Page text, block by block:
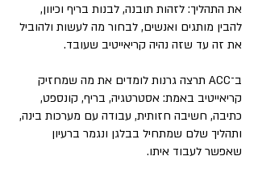
את התהליך: לזהות תובנה, לבנות בריף וכיוון,
להבין מותגים ואנשים, לבחור מה לעשות ולהוביל
את זה עד שזה נהיה קריאייטיב שעובד.
ב־ACC תרצה גרנות לומדים את מה שמחזיק
קריאייטיב באמת: אסטרטגיה, בריף, קונספט,
כתיבה, חשיבה חזותית, עבודה עם מערכות בינה,
ותהליך שלם שמתחיל בבלגן ונגמר ברעיון
שאפשר לעבוד איתו.